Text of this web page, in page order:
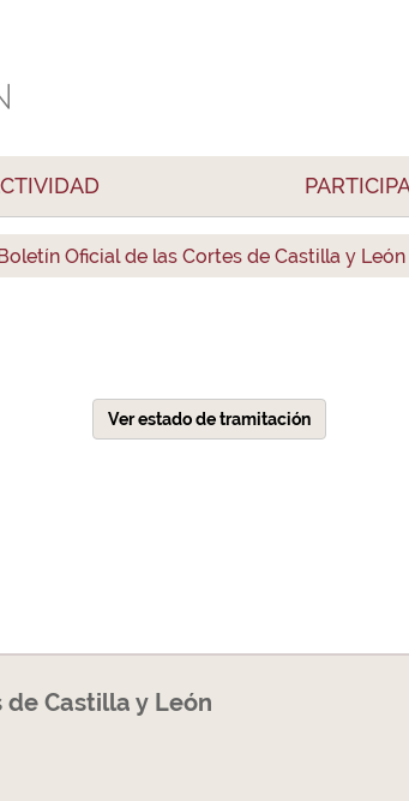
Oficial de las Cortes de Castilla y León
Ver estado de tramitación
Castilla y León